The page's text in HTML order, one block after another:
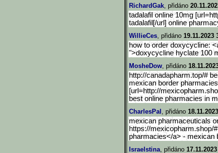
RichardGak, přidáno
tadalafil online 10mg
tadalafil[/url] online
WillieCes, přidáno 19.11.2023
how to order doxycycline:
">doxycycline hyclate 100
MosheDow, přidáno
http://canadapharm.top/#
mexican border
[url=http://
best online pharmacies in
CharlesPal , přidáno
mexican pharmaceuticals
https://mexicopharm.shop/
pharmacies</a> - mexican
Israelstina, přidáno